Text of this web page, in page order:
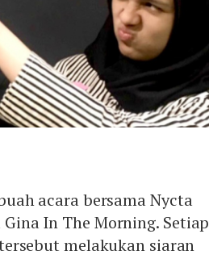
acara bersama Nycta
In The Morning. Setiap
melakukan siaran